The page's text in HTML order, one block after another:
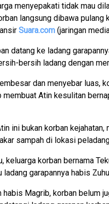
menyepakati tidak mau
langsung dibawa pulang
Suara.com (jaringan
datang ke ladang
bersih ladang dengan
dan menyebar luas,
membuat Atin kesulitan
ini bukan korban
sampah di lokasi
keluarga korban bernama
ladang garapannya habis
habis Magrib, korban belum